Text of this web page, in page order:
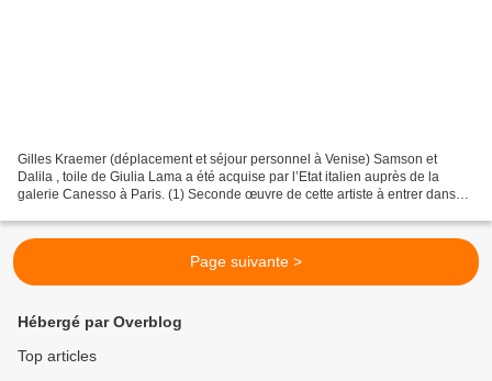
Gilles Kraemer (déplacement et séjour personnel à Venise) Samson et
Dalila , toile de Giulia Lama a été acquise par l’Etat italien auprès de la
galerie Canesso à Paris. (1) Seconde œuvre de cette artiste à entrer dans
Page suivante >
Hébergé par Overblog
Top articles